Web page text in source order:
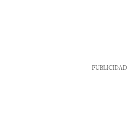
PUBLICIDAD